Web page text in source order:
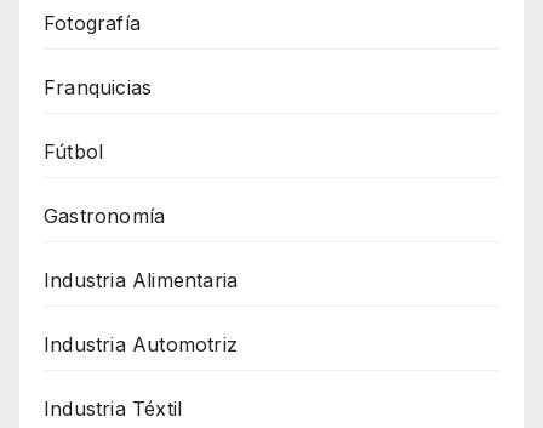
Fotografía
Franquicias
Fútbol
Gastronomía
Industria Alimentaria
Industria Automotriz
Industria Téxtil